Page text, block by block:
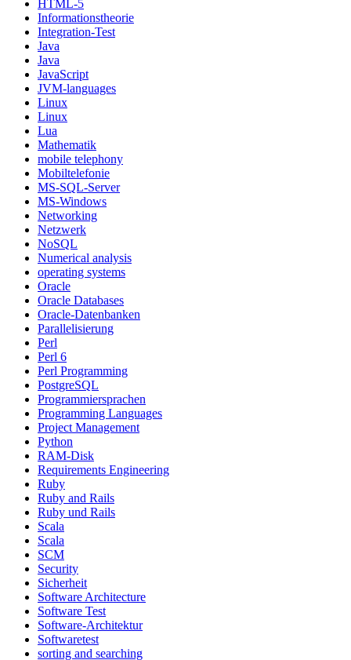
HTML-5
Informationstheorie
Integration-Test
Java
Java
JavaScript
JVM-languages
Linux
Linux
Lua
Mathematik
mobile telephony
Mobiltelefonie
MS-SQL-Server
MS-Windows
Networking
Netzwerk
NoSQL
Numerical analysis
operating systems
Oracle
Oracle Databases
Oracle-Datenbanken
Parallelisierung
Perl
Perl 6
Perl Programming
PostgreSQL
Programmiersprachen
Programming Languages
Project Management
Python
RAM-Disk
Requirements Engineering
Ruby
Ruby and Rails
Ruby und Rails
Scala
Scala
SCM
Security
Sicherheit
Software Architecture
Software Test
Software-Architektur
Softwaretest
sorting and searching